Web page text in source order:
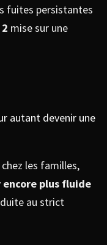
fuites persistantes
mise sur une
autant devenir une
les familles,
encore plus fluide
au strict